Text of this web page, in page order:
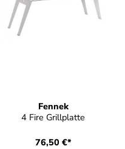
Fennek
4 Fire Grillplatte
76,50 €*